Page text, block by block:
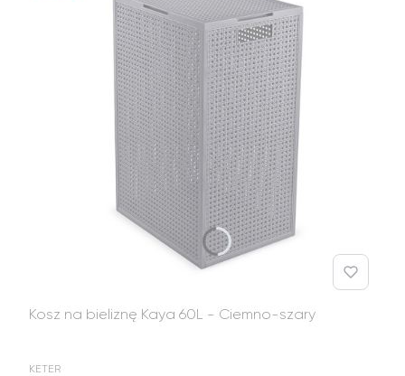
Kosz na bieliznę Kaya 60L - Ciemno-szary
PRODUCENT
KETER